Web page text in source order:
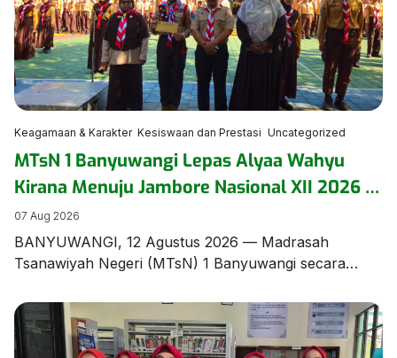
environment) untuk melatih keberanian dan kefasihan
berbahasa para siswa di […]
Keagamaan & Karakter Kesiswaan dan Prestasi Uncategorized
MTsN 1 Banyuwangi Lepas Alyaa Wahyu
Kirana Menuju Jambore Nasional XII 2026 di
Cibubur
07 Aug 2026
BANYUWANGI, 12 Agustus 2026 — Madrasah
Tsanawiyah Negeri (MTsN) 1 Banyuwangi secara
Kirana, siswi berbakat dari rombel 8.9, yang terpilih
mewakili madrasah dan Kabupaten Banyuwangi pada
ajang bergengsi Jambore Nasional (Jamnas) XII 2026